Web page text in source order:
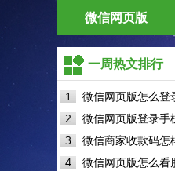
微信网页版
一周热文排行
1
微信网页版怎么登
2
微信网页版登录手
3
微信商家收款码怎
4
微信网页版怎么看